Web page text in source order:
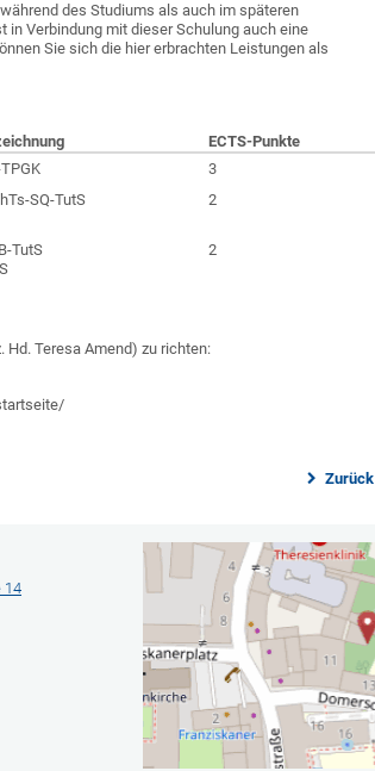
des Studiums als auch im späteren
in Verbindung mit dieser Schulung auch eine
Sie sich die hier erbrachten Leistungen als
ECTS-Punkte
3
SQ-TutS 2
TutS
2
Hd. Teresa Amend) zu richten:
Zurück
14